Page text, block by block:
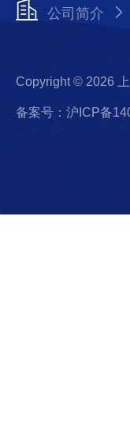
公司简介
Copyright © 2026
备案号：沪ICP备